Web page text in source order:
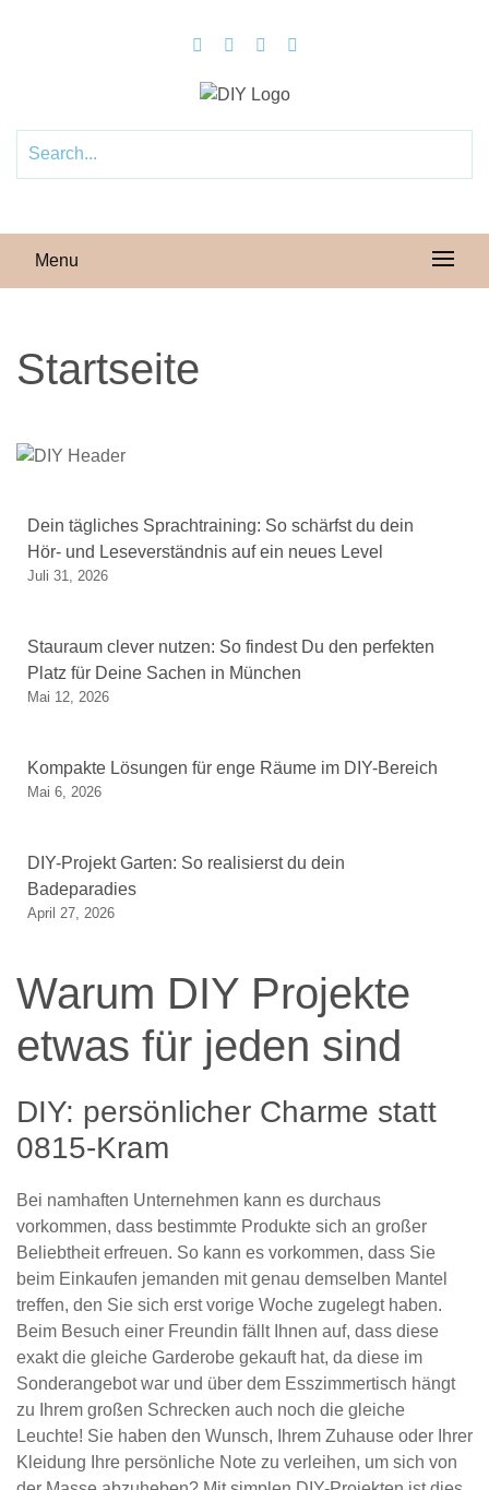
Menu
Startseite
Dein tägliches Sprachtraining: So schärfst du dein
Hör- und Leseverständnis auf ein neues Level
Juli 31, 2026
Stauraum clever nutzen: So findest Du den perfekten
Platz für Deine Sachen in München
Mai 12, 2026
Kompakte Lösungen für enge Räume im DIY-Bereich
Mai 6, 2026
DIY-Projekt Garten: So realisierst du dein
Badeparadies
April 27, 2026
Warum DIY Projekte
etwas für jeden sind
DIY: persönlicher Charme statt
0815-Kram
Bei namhaften Unternehmen kann es durchaus
vorkommen, dass bestimmte Produkte sich an großer
Beliebtheit erfreuen. So kann es vorkommen, dass Sie
beim Einkaufen jemanden mit genau demselben Mantel
treffen, den Sie sich erst vorige Woche zugelegt haben.
Beim Besuch einer Freundin fällt Ihnen auf, dass diese
exakt die gleiche Garderobe gekauft hat, da diese im
Sonderangebot war und über dem Esszimmertisch hängt
zu Ihrem großen Schrecken auch noch die gleiche
Leuchte! Sie haben den Wunsch, Ihrem Zuhause oder Ihrer
Kleidung Ihre persönliche Note zu verleihen, um sich von